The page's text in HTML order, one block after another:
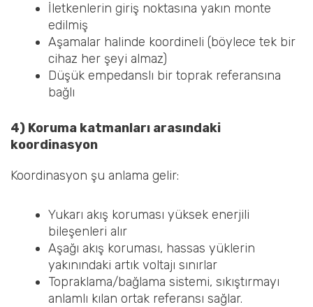
İletkenlerin giriş noktasına yakın monte
edilmiş
Aşamalar halinde koordineli (böylece tek bir
cihaz her şeyi almaz)
Düşük empedanslı bir toprak referansına
bağlı
4) Koruma katmanları arasındaki
koordinasyon
Koordinasyon şu anlama gelir:
Yukarı akış koruması yüksek enerjili
bileşenleri alır
Aşağı akış koruması, hassas yüklerin
yakınındaki artık voltajı sınırlar
Topraklama/bağlama sistemi, sıkıştırmayı
anlamlı kılan ortak referansı sağlar.